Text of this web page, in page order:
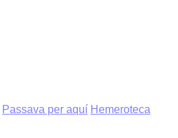
Passava per aquí Hemeroteca